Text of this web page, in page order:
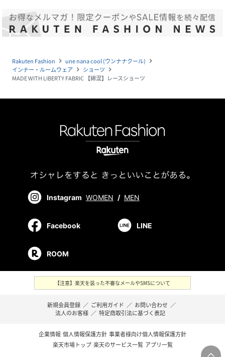
Rakuten Fashion navigate_next une nana cool (ウンナナクール) navigate_next
インナー・ルームウェア navigate_next ショーツ navigate_next
MADE WITH LIBERTY FABRIC 【綿混】レースショーツ
Instagram WOMEN / MEN
Facebook LINE
ROOM
【注意】楽天を装った不審なメールやSMSについて
新規会員登録 ／ ご利用ガイド ／ お問い合わせ ／
法人のお客様 ／ 特定商取引法に基づく表記
企業情報 個人情報保護方針 事業者様向け個人情報保護方針
楽天市場トップ 楽天のサービス一覧 アプリ一覧